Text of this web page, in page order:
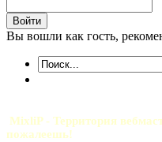
Вы вошли как гость,
MixliP - Территория
пожалеешь!